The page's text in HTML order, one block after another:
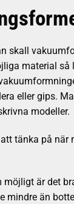
skall
material så
eller gips.
modeller.
tänka på när
möjligt är det
mindre än